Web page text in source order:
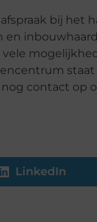
bij het
en
staat
contact op
LinkedIn